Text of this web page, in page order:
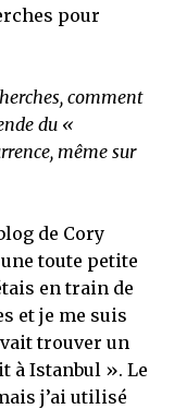
pour
comment
du «
même sur
de Cory
toute petite
en train de
et je me suis
trouver un
à Istanbul ». Le
j’ai utilisé